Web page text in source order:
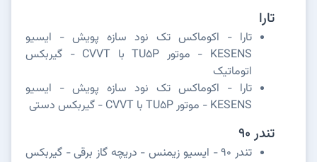
تارا
تارا - اکوماکس تک نود سازه پویش - ایسیو
KESENS - موتور TU5P با CVVT - گیربکس
اتوماتیک
تارا - اکوماکس تک نود سازه پویش - ایسیو
KESENS - موتور TU5P با CVVT - گیربکس دستی
تندر 90
تندر 90 - ایسیو زیمنس - دریچه گاز برقی - گیربکس